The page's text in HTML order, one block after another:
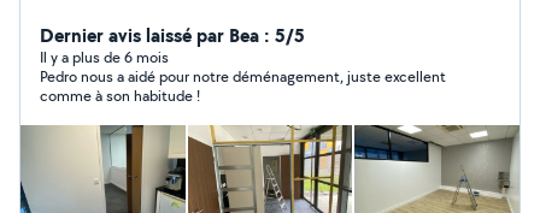
calicots, déménagement,entretien de jardin etc.
toujours à votre disposition bien cordialement. Pedro
endy-Renov
Dernier avis laissé par Bea : 5/5
Il y a plus de 6 mois
Pedro nous a aidé pour notre déménagement, juste excellent
comme à son habitude !